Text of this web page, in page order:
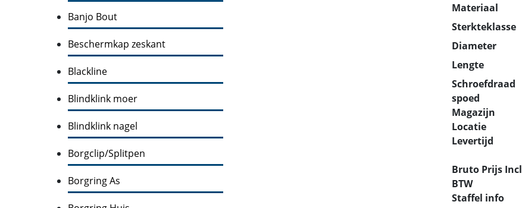
Banjo Bout
Beschermkap zeskant
Blackline
Blindklink moer
Blindklink nagel
Borgclip/Splitpen
Borgring As
Materiaal
Sterkteklasse
Diameter
Lengte
Schroefdraad
spoed
Magazijn
Locatie
Levertijd
Bruto Prijs Incl
BTW
Staffel info